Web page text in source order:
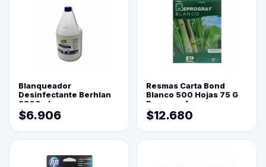
Blanqueador
Desinfectante Berhlan
3800ml
$6.906
Resmas Carta Bond
Blanco 500 Hojas 75 G
Reprograf.
$12.680